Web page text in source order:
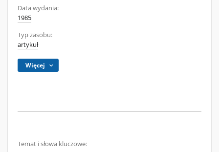
Data wydania:
1985
Typ zasobu:
artykuł
Więcej
Temat i słowa kluczowe: